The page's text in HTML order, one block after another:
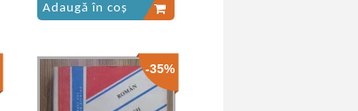
Adaugă în coș
-35%